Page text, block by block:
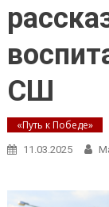
СШ
«Путь к Победе»
11.03.2025